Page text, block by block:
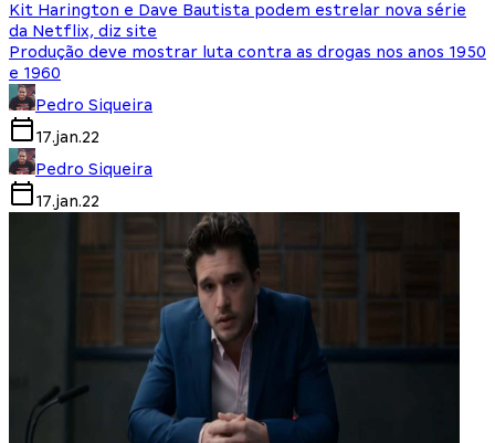
Kit Harington e Dave Bautista podem estrelar nova série
da Netflix, diz site
Produção deve mostrar luta contra as drogas nos anos 1950
e 1960
Pedro Siqueira
17.jan.22
Pedro Siqueira
17.jan.22